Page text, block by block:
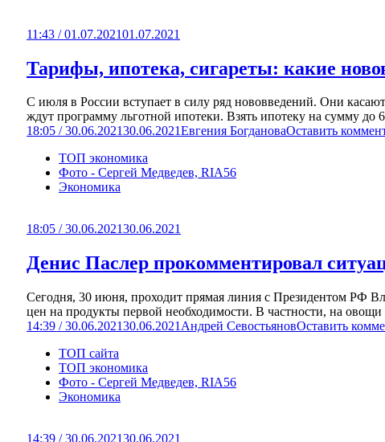
11:43 / 01.07.202101.07.2021
Тарифы, ипотека, сигареты: какие
С июля в России вступает в силу ряд нововведений. Они
ждут программу льготной ипотеки. Взять ипотеку на сумму до
18:05 / 30.06.202130.06.2021Евгения БогдановаОставить
ТОП экономика
Фото - Сергей Медведев, RIA56
Экономика
18:05 / 30.06.202130.06.2021
Денис Паслер прокомментировал
Сегодня, 30 июня, проходит прямая линия с Президентом РФ
цен на продукты первой необходимости. В частности, на овощи
14:39 / 30.06.202130.06.2021 Андрей СевостьяновОставить
ТОП сайта
ТОП экономика
Фото - Сергей Медведев, RIA56
Экономика
14:39 / 30.06.202130.06.2021